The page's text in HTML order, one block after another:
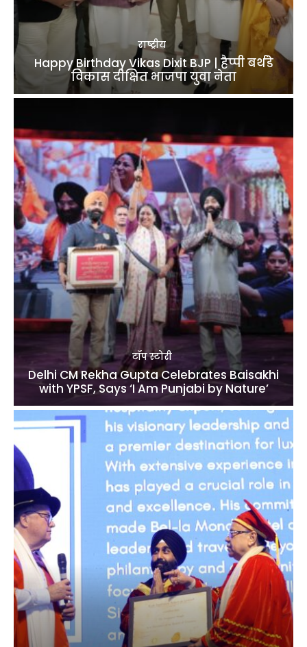
राष्ट्रीय
Happy Birthday Vikas Dixit BJP | हैप्पी बर्थडे
विकास दीक्षित भाजपा युवा नेता
टॉप स्टोरी
Delhi CM Rekha Gupta Celebrates Baisakhi
with YPSF, Says ‘I Am Punjabi by Nature’